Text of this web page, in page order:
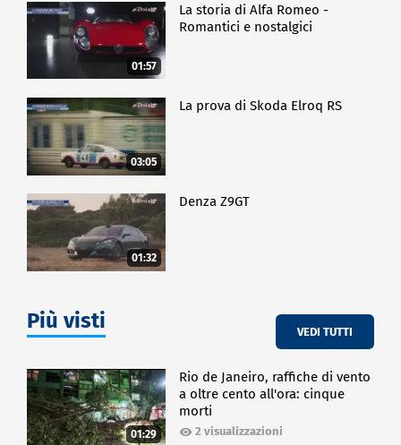
01:57
La storia di Alfa Romeo -
Romantici e nostalgici
03:05
La prova di Skoda Elroq RS
01:32
Denza Z9GT
Più visti VEDI TUTTI
01:29
Rio de Janeiro, raffiche di vento
a oltre cento all'ora: cinque
morti
2 visualizzazioni